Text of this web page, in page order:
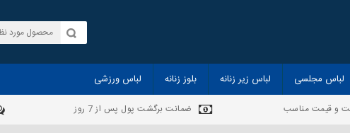
لباس مجلسی لباس زیر زنانه بلوز زنانه لباس ورزشی
و قیمت مناسب ضمانت برگشت پول پس از 7 روز